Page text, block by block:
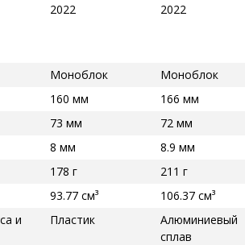
2022 2022
Моноблок
Моноблок
160 мм
166 мм
73 мм
72 мм
8 мм
8.9 мм
178 г
211 г
93.77 см³
106.37 см³
и
Пластик
Алюминиевый
сплав